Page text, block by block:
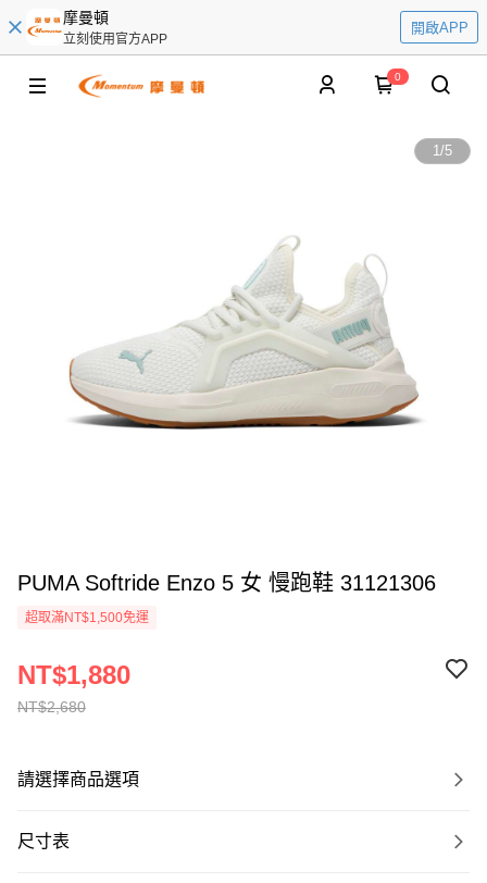
摩曼頓
立刻使用官方APP
開啟APP
0
1/5
PUMA Softride Enzo 5 女 慢跑鞋 31121306
超取滿NT$1,500免運
NT$2,680
NT$1,880
請選擇商品選項
尺寸表